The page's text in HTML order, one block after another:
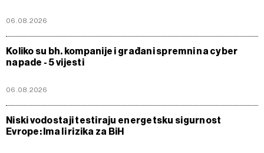
06.08.2026
Koliko su bh. kompanije i građani spremni na cyber
napade - 5 vijesti
06.08.2026
Niski vodostaji testiraju energetsku sigurnost
Evrope: Ima li rizika za BiH